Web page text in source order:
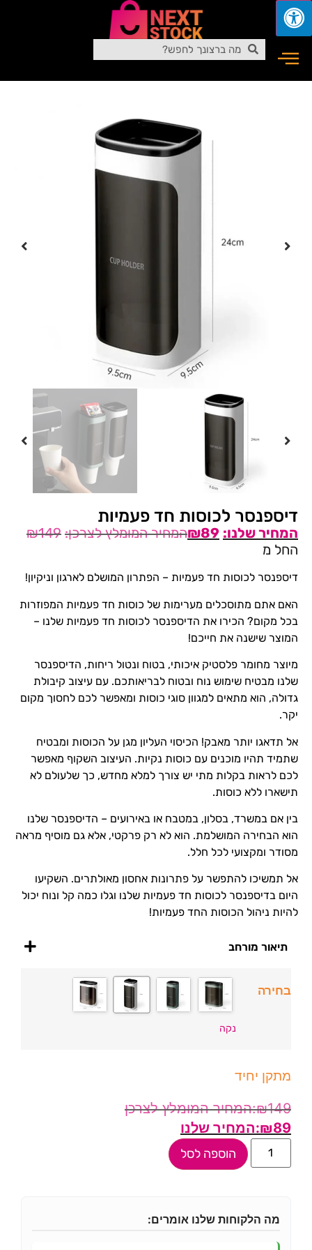
דיספנסר לכוסות חד פעמיות
₪149 ₪89
החל מ
דיספנסר לכוסות חד פעמיות – הפתרון המושלם לארגון וניקיון!
האם אתם מתוסכלים מערימות של כוסות חד פעמיות המפוזרות
בכל מקום? הכירו את הדיספנסר לכוסות חד פעמיות שלנו –
המוצר שישנה את חייכם!
מיוצר מחומר פלסטיק איכותי, בטוח ונטול ריחות, הדיספנסר
שלנו מבטיח שימוש נוח ובטוח לבריאותכם. עם עיצוב קיבולת
גדולה, הוא מתאים למגוון סוגי כוסות ומאפשר לכם לחסוך מקום
יקר.
אל תדאגו יותר מאבק! הכיסוי העליון מגן על הכוסות ומבטיח
שתמיד תהיו מוכנים עם כוסות נקיות. העיצוב השקוף מאפשר
לכם לראות בקלות מתי יש צורך למלא מחדש, כך שלעולם לא
תישארו ללא כוסות.
בין אם במשרד, בסלון, במטבח או באירועים – הדיספנסר שלנו
הוא הבחירה המושלמת. הוא לא רק פרקטי, אלא גם מוסיף מראה
מסודר ומקצועי לכל חלל.
אל תמשיכו להתפשר על פתרונות אחסון מאולתרים. השקיעו
היום בדיספנסר לכוסות חד פעמיות שלנו וגלו כמה קל ונוח יכול
להיות ניהול הכוסות החד פעמיות!
תיאור מורחב
בחירה
נקה
מתקן יחיד
₪149
₪89
הוספה לסל
מה הלקוחות שלנו אומרים: